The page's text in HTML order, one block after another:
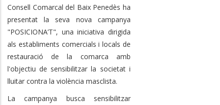
Consell Comarcal del Baix Penedès ha
presentat la seva nova campanya
"POSICIONA’T", una iniciativa dirigida
als establiments comercials i locals de
restauració de la comarca amb
l'objectiu de sensibilitzar la societat i
lluitar contra la violència masclista.
La campanya busca sensibilitzar